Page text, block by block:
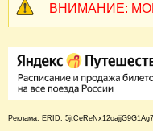
ВНИМАНИЕ:
Реклама. ERID: